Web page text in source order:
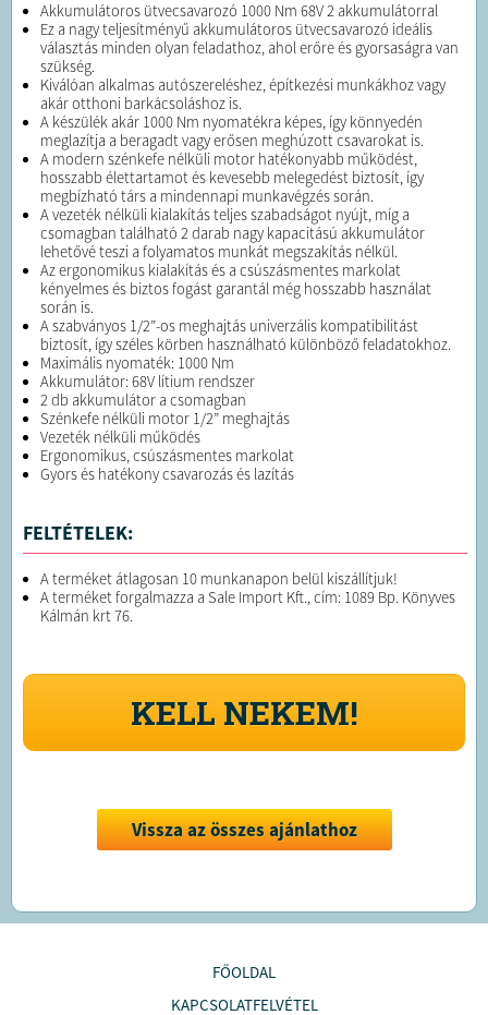
Akkumulátoros ütvecsavarozó 1000 Nm 68V 2 akkumulátorral
Ez a nagy teljesítményű akkumulátoros ütvecsavarozó ideális
választás minden olyan feladathoz, ahol erőre és gyorsaságra van
szükség.
Kiválóan alkalmas autószereléshez, építkezési munkákhoz vagy
akár otthoni barkácsoláshoz is.
A készülék akár 1000 Nm nyomatékra képes, így könnyedén
meglazítja a beragadt vagy erősen meghúzott csavarokat is.
A modern szénkefe nélküli motor hatékonyabb működést,
hosszabb élettartamot és kevesebb melegedést biztosít, így
megbízható társ a mindennapi munkavégzés során.
A vezeték nélküli kialakítás teljes szabadságot nyújt, míg a
csomagban található 2 darab nagy kapacitású akkumulátor
lehetővé teszi a folyamatos munkát megszakítás nélkül.
Az ergonomikus kialakítás és a csúszásmentes markolat
kényelmes és biztos fogást garantál még hosszabb használat
során is.
A szabványos 1/2”-os meghajtás univerzális kompatibilitást
biztosít, így széles körben használható különböző feladatokhoz.
Maximális nyomaték: 1000 Nm
Akkumulátor: 68V lítium rendszer
2 db akkumulátor a csomagban
Szénkefe nélküli motor 1/2” meghajtás
Vezeték nélküli működés
Ergonomikus, csúszásmentes markolat
Gyors és hatékony csavarozás és lazítás
FELTÉTELEK:
A terméket átlagosan 10 munkanapon belül kiszállítjuk!
A terméket forgalmazza a Sale Import Kft., cím: 1089 Bp. Könyves
Kálmán krt 76.
KELL NEKEM!
Vissza az összes ajánlathoz
FŐOLDAL
KAPCSOLATFELVÉTEL